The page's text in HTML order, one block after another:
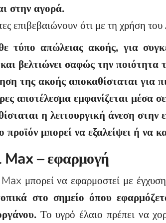
στην αγορά.
επιβεβαιώνουν ότι με τη χρήση του
τύπο απώλειας ακοής, για
βελτιώνει σαφώς την ποιότητα
της ακοής αποκαθίσταται για
αποτέλεσμα εμφανίζεται μέσα
η λειτουργική άνεση στην
προϊόν μπορεί να εξαλείψει ή να
– εφαρμογή
μπορεί να εφαρμοστεί με
στο σημείο όπου
Το υγρό έλαιο πρέπει να